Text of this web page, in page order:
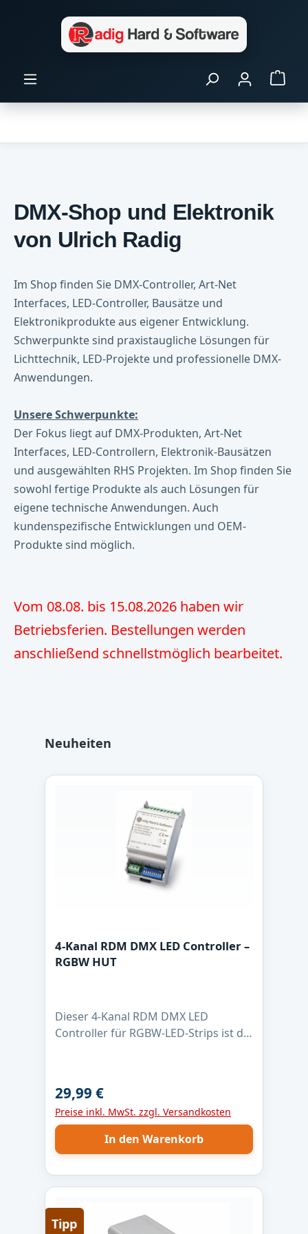
Zum Hauptinhalt springen
DMX-Shop und Elektronik
von Ulrich Radig
Im Shop finden Sie DMX-Controller, Art-Net
Interfaces, LED-Controller, Bausätze und
Elektronikprodukte aus eigener Entwicklung.
Schwerpunkte sind praxistaugliche Lösungen für
Lichttechnik, LED-Projekte und professionelle DMX-
Anwendungen.
Unsere Schwerpunkte:
Der Fokus liegt auf DMX-Produkten, Art-Net
Interfaces, LED-Controllern, Elektronik-Bausätzen
und ausgewählten RHS Projekten. Im Shop finden Sie
sowohl fertige Produkte als auch Lösungen für
eigene technische Anwendungen. Auch
kundenspezifische Entwicklungen und OEM-
Produkte sind möglich.
Vom 08.08. bis 15.08.2026 haben wir
Betriebsferien. Bestellungen werden
anschließend schnellstmöglich bearbeitet.
Produktgalerie überspringen
Neuheiten
4-Kanal RDM DMX LED Controller –
RGBW HUT
Dieser 4-Kanal RDM DMX LED
Controller für RGBW-LED-Strips ist die
PWM-Dimmung und 1 kHz PWM-
Frequenz ermöglicht er eine absolut
flimmerfreie Steuerung – auch bei
langsamen Farbverläufen. Der
für saubere Masse-Schaltung. Dank
Regulärer Preis:
29,99 €
Preise inkl. MwSt. zzgl. Versandkosten
In den Warenkorb
Tipp